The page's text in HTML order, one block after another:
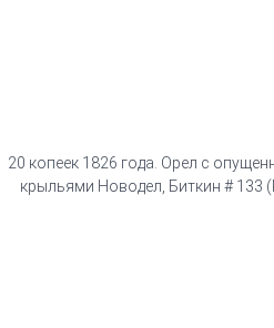
20 копеек 1826 года. Орел с
крыльями Новодел, Биткин # 133